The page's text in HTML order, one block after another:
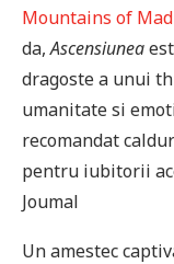
Mountains of
da,Ascensiunea
dragoste a unui
umanitate si
recomandat
pentru iubitorii
Joumal
Un amestec